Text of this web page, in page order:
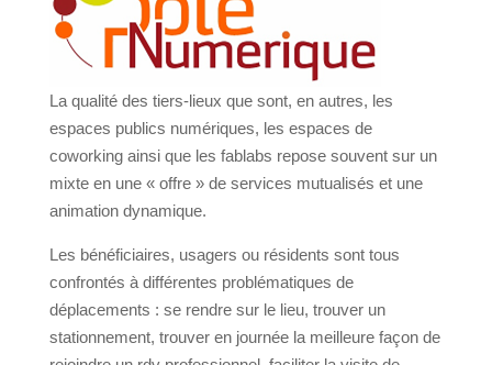
La qualité des tiers-lieux que sont, en autres, les
espaces publics numériques, les espaces de
coworking ainsi que les fablabs repose souvent sur un
mixte en une « offre » de services mutualisés et une
animation dynamique.
Les bénéficiaires, usagers ou résidents sont tous
confrontés à différentes problématiques de
déplacements : se rendre sur le lieu, trouver un
stationnement, trouver en journée la meilleure façon de